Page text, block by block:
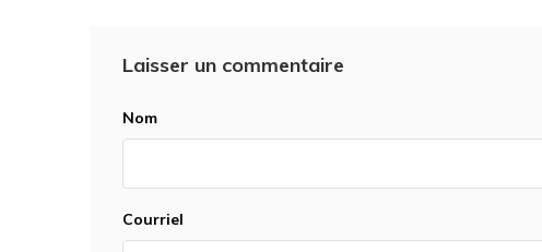
Laisser un commentaire
Nom
Courriel